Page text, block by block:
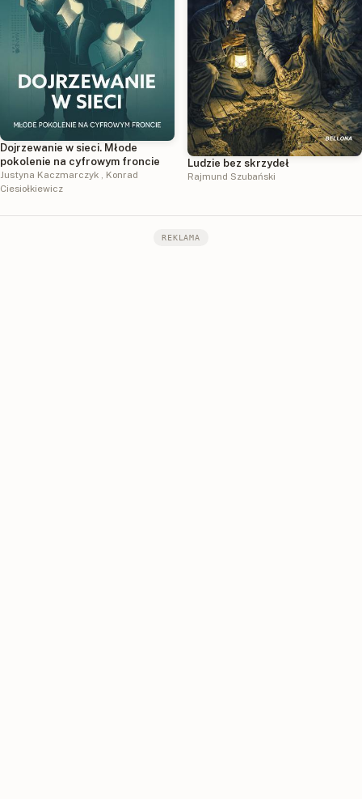
Dojrzewanie w sieci. Młode
pokolenie na cyfrowym froncie
Justyna Kaczmarczyk
Konrad
Ciesiołkiewicz
Ludzie bez skrzydeł
Rajmund Szubański
REKLAMA